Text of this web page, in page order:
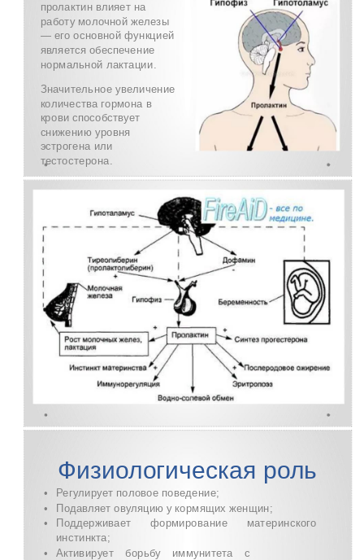
пролактин влияет на
работу молочной железы
— его основной функцией
является обеспечение
нормальной лактации.
Значительное увеличение
количества гормона в
крови способствует
снижению уровня
эстрогена или
тестостерона.
Физиологическая роль
•
Регулирует половое поведение;
•
Подавляет овуляцию у кормящих женщин;
•
Поддерживает формирование материнского
инстинкта;
•
Активирует борьбу иммунитета с